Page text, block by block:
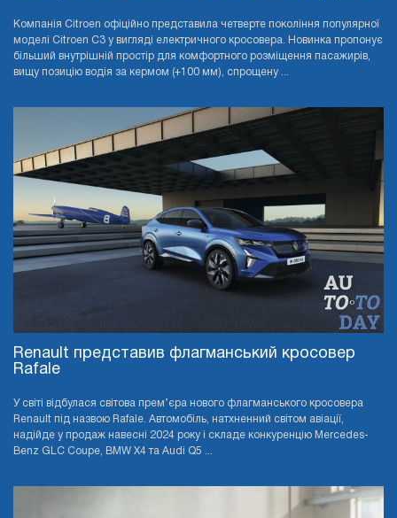
Компанія Citroen офіційно представила четверте покоління популярної
моделі Citroen C3 у вигляді електричного кросовера. Новинка пропонує
більший внутрішній простір для комфортного розміщення пасажирів,
вищу позицію водія за кермом (+100 мм), спрощену ...
Renault представив флагманський кросовер
Rafale
У світі відбулася світова прем’єра нового флагманського кросовера
Renault під назвою Rafale. Автомобіль, натхненний світом авіації,
надійде у продаж навесні 2024 року і складе конкуренцію Mercedes-
Benz GLC Coupe, BMW X4 та Audi Q5 ...